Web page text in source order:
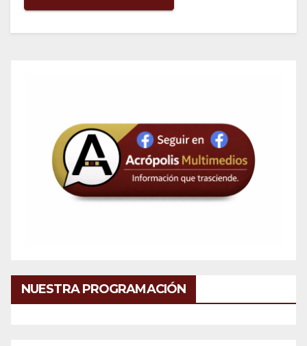
NUESTRA PROGRAMACIÓN